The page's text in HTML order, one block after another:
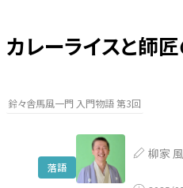
カレーライスと師匠
鈴々舎馬風一門 入門物語 第3回
落語
柳家